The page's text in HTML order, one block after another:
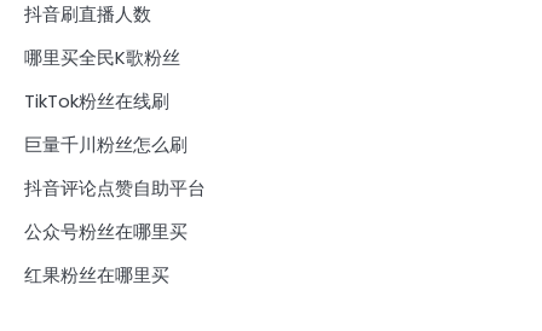
抖音刷直播人数
哪里买全民K歌粉丝
TikTok粉丝在线刷
巨量千川粉丝怎么刷
抖音评论点赞自助平台
公众号粉丝在哪里买
红果粉丝在哪里买